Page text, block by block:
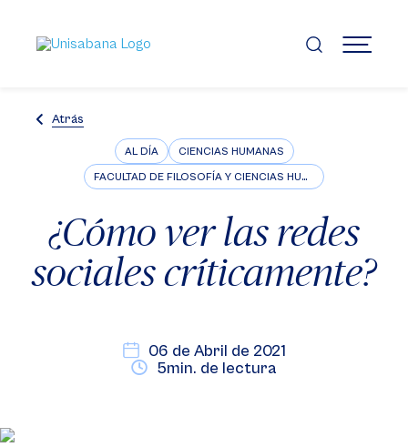
contenido
principal
MENÚ
Atrás
AL DÍA CIENCIAS HUMANAS
FACULTAD DE FILOSOFÍA Y CIENCIAS HUMANAS
¿Cómo ver las redes
sociales críticamente?
06 de Abril de 2021
5min. de lectura